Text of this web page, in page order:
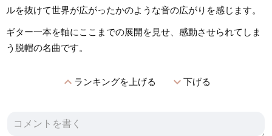
ルを抜けて世界が広がったかのような音の広がりを感じます。
ギター一本を軸にここまでの展開を見せ、感動させられてしま
う脱帽の名曲です。
expand_lessランキングを上げる expand_more下げる